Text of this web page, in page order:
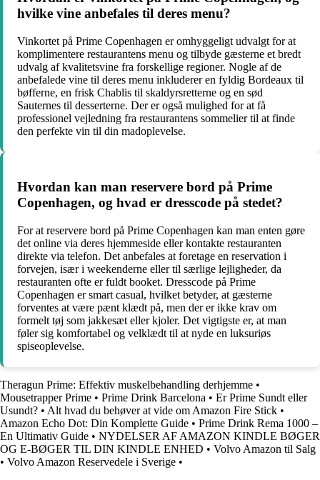
hvilke vine anbefales til deres menu?
Vinkortet på Prime Copenhagen er omhyggeligt udvalgt for at
komplimentere restaurantens menu og tilbyde gæsterne et bredt
udvalg af kvalitetsvine fra forskellige regioner. Nogle af de
anbefalede vine til deres menu inkluderer en fyldig Bordeaux til
bøfferne, en frisk Chablis til skaldyrsretterne og en sød
Sauternes til desserterne. Der er også mulighed for at få
professionel vejledning fra restaurantens sommelier til at finde
den perfekte vin til din madoplevelse.
Hvordan kan man reservere bord på Prime
Copenhagen, og hvad er dresscode på stedet?
For at reservere bord på Prime Copenhagen kan man enten gøre
det online via deres hjemmeside eller kontakte restauranten
direkte via telefon. Det anbefales at foretage en reservation i
forvejen, især i weekenderne eller til særlige lejligheder, da
restauranten ofte er fuldt booket. Dresscode på Prime
Copenhagen er smart casual, hvilket betyder, at gæsterne
forventes at være pænt klædt på, men der er ikke krav om
formelt tøj som jakkesæt eller kjoler. Det vigtigste er, at man
føler sig komfortabel og velklædt til at nyde en luksuriøs
spiseoplevelse.
Theragun Prime: Effektiv muskelbehandling derhjemme •
Mousetrapper Prime • Prime Drink Barcelona • Er Prime Sundt eller
Usundt? • Alt hvad du behøver at vide om Amazon Fire Stick •
Amazon Echo Dot: Din Komplette Guide • Prime Drink Rema 1000 –
En Ultimativ Guide • NYDELSER AF AMAZON KINDLE BØGER
OG E-BØGER TIL DIN KINDLE ENHED • Volvo Amazon til Salg
• Volvo Amazon Reservedele i Sverige •